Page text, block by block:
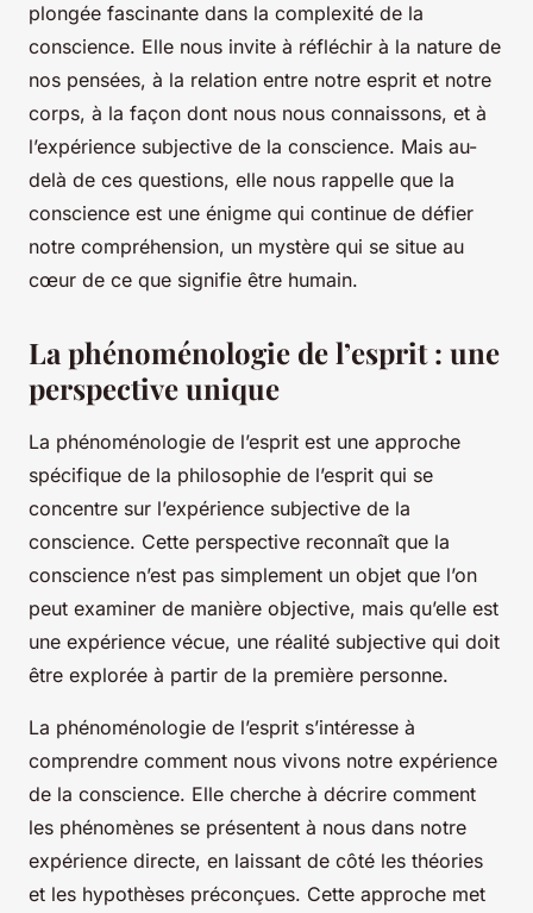
plongée fascinante dans la complexité de la
conscience. Elle nous invite à réfléchir à la nature de
nos pensées, à la relation entre notre esprit et notre
corps, à la façon dont nous nous connaissons, et à
l’expérience subjective de la conscience. Mais au-
delà de ces questions, elle nous rappelle que la
conscience est une énigme qui continue de défier
notre compréhension, un mystère qui se situe au
cœur de ce que signifie être humain.
La phénoménologie de l’esprit : une
perspective unique
La phénoménologie de l’esprit est une approche
spécifique de la philosophie de l’esprit qui se
concentre sur l’expérience subjective de la
conscience. Cette perspective reconnaît que la
conscience n’est pas simplement un objet que l’on
peut examiner de manière objective, mais qu’elle est
une expérience vécue, une réalité subjective qui doit
être explorée à partir de la première personne.
La phénoménologie de l’esprit s’intéresse à
comprendre comment nous vivons notre expérience
de la conscience. Elle cherche à décrire comment
les phénomènes se présentent à nous dans notre
expérience directe, en laissant de côté les théories
et les hypothèses préconçues. Cette approche met